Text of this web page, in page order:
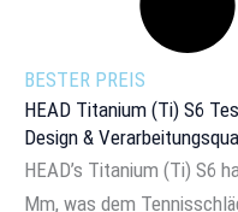
BESTER PREIS
HEAD Titanium (Ti) S6
Design &
HEAD’s Titanium (Ti) S6
Mm, was dem